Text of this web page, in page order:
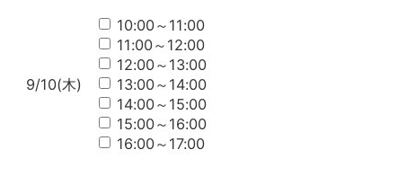
9/10(木)
10:00～11:00
11:00～12:00
12:00～13:00
13:00～14:00
14:00～15:00
15:00～16:00
16:00～17:00